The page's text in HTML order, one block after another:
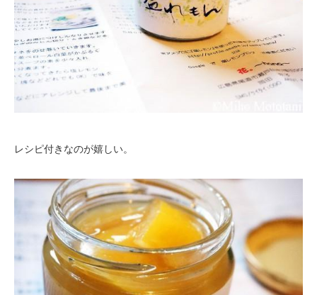
レシピ付きなのが嬉しい。